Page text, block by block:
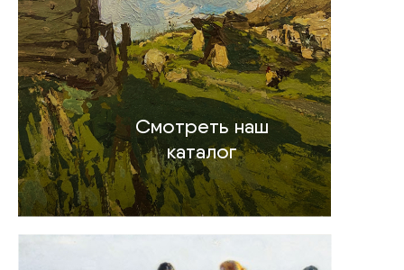
Смотреть наш
каталог